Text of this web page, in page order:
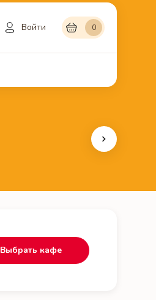
Войти 0
Выбрать кафе